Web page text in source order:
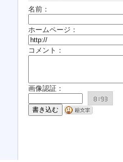
名前：
ホームページ：
コメント：
画像認証：